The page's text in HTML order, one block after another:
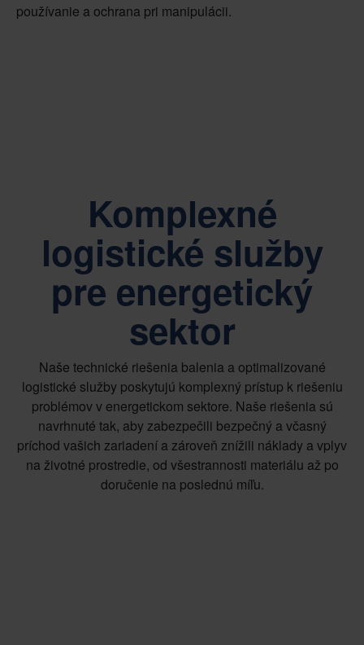
používanie a ochrana pri manipulácii.
Komplexné
logistické služby
pre energetický
sektor
Naše technické riešenia balenia a optimalizované
logistické služby poskytujú komplexný prístup k riešeniu
problémov v energetickom sektore. Naše riešenia sú
navrhnuté tak, aby zabezpečili bezpečný a včasný
príchod vašich zariadení a zároveň znížili náklady a vplyv
na životné prostredie, od všestrannosti materiálu až po
doručenie na poslednú míľu.